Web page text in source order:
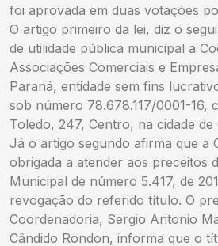
foi aprovada em duas votações
O artigo primeiro da lei, diz o
de utilidade pública municipal a
Associações Comerciais e
Paraná, entidade sem fins
sob número 78.678.117/0001-16,
Toledo, 247, Centro, na cidade de
Já o artigo segundo afirma que a
obrigada a atender aos preceitos
Municipal de número 5.417, de
revogação do referido título. O
Coordenadoria, Sergio Antonio
Cândido Rondon, informa que o